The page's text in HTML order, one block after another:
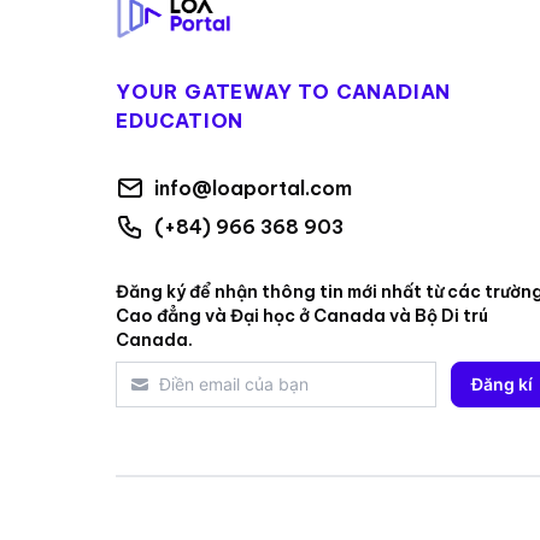
YOUR GATEWAY TO CANADIAN
EDUCATION
info@loaportal.com
(+84) 966 368 903
Đăng ký để nhận thông tin mới nhất từ các
Cao đẳng và Đại học ở Canada và Bộ Di trú
Canada.
Đăng kí